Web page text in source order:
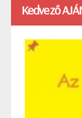
Kedvező